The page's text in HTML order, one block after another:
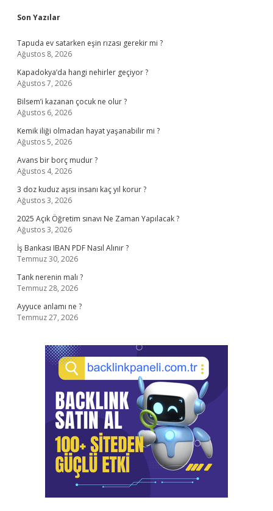
Sidebar
Son Yazılar
Tapuda ev satarken eşin rızası gerekir mi ?
Ağustos 8, 2026
Kapadokya’da hangi nehirler geçiyor ?
Ağustos 7, 2026
Bilsem’i kazanan çocuk ne olur ?
Ağustos 6, 2026
Kemik iliği olmadan hayat yaşanabilir mi ?
Ağustos 5, 2026
Avans bir borç mudur ?
Ağustos 4, 2026
3 doz kuduz aşısı insanı kaç yıl korur ?
Ağustos 3, 2026
2025 Açık Öğretim sınavı Ne Zaman Yapılacak ?
Ağustos 3, 2026
İş Bankası IBAN PDF Nasıl Alınır ?
Temmuz 30, 2026
Tank nerenin malı ?
Temmuz 28, 2026
Ayyuce anlamı ne ?
Temmuz 27, 2026